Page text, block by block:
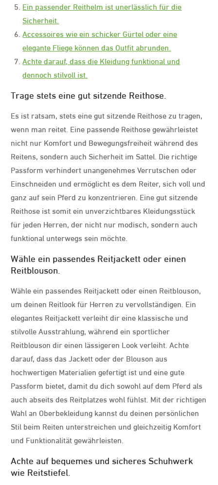
Ein passender Reithelm ist unerlässlich für die
Sicherheit.
Accessoires wie ein schicker Gürtel oder eine
elegante Fliege können das Outfit abrunden.
Achte darauf, dass die Kleidung funktional und
dennoch stilvoll ist.
Trage stets eine gut sitzende Reithose.
Es ist ratsam, stets eine gut sitzende Reithose zu tragen,
wenn man reitet. Eine passende Reithose gewährleistet
nicht nur Komfort und Bewegungsfreiheit während des
Reitens, sondern auch Sicherheit im Sattel. Die richtige
Passform verhindert unangenehmes Verrutschen oder
Einschneiden und ermöglicht es dem Reiter, sich voll und
ganz auf sein Pferd zu konzentrieren. Eine gut sitzende
Reithose ist somit ein unverzichtbares Kleidungsstück
für jeden Herren, der nicht nur modisch, sondern auch
funktional unterwegs sein möchte.
Wähle ein passendes Reitjackett oder einen
Reitblouson.
Wähle ein passendes Reitjackett oder einen Reitblouson,
um deinen Reitlook für Herren zu vervollständigen. Ein
elegantes Reitjackett verleiht dir eine klassische und
stilvolle Ausstrahlung, während ein sportlicher
Reitblouson dir einen lässigeren Look verleiht. Achte
darauf, dass das Jackett oder der Blouson aus
hochwertigen Materialien gefertigt ist und eine gute
Passform bietet, damit du dich sowohl auf dem Pferd als
auch abseits des Reitplatzes wohl fühlst. Mit der richtigen
Wahl an Oberbekleidung kannst du deinen persönlichen
Stil beim Reiten unterstreichen und gleichzeitig Komfort
und Funktionalität gewährleisten.
Achte auf bequemes und sicheres Schuhwerk
wie Reitstiefel.